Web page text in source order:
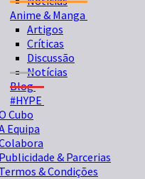
Anime & Manga
Artigos
Críticas
Discussão
Notícias
Blog
#HYPE
Cubo
Equipa
Publicidade & Parcerias
Termos & Condições